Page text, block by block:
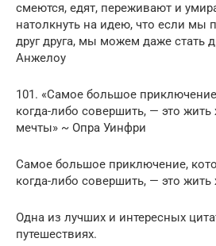
смеются, едят, переживают и
натолкнуть на идею, что если мы
друг друга, мы можем даже стать
Анжелоу
101. «Самое большое
когда-либо совершить, — это
мечты» ~ Опра Уинфри
Самое большое приключение,
когда-либо совершить, — это
Одна из лучших и интересных
путешествиях.